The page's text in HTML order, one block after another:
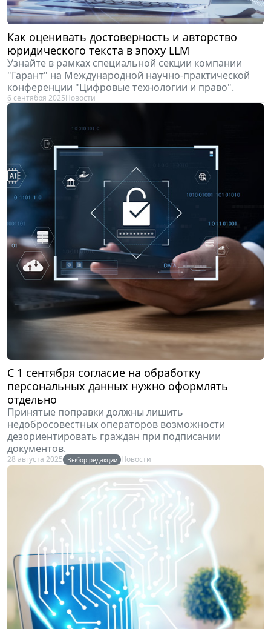
Как оценивать достоверность и авторство
юридического текста в эпоху LLM
Узнайте в рамках специальной секции компании
"Гарант" на Международной научно-практической
конференции "Цифровые технологии и право".
6 сентября 2025Новости
С 1 сентября согласие на обработку
персональных данных нужно оформлять
отдельно
Принятые поправки должны лишить
недобросовестных операторов возможности
дезориентировать граждан при подписании
документов.
28 августа 2025 Выбор редакции Новости